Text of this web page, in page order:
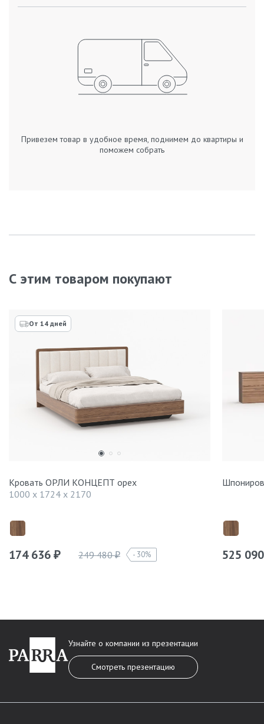
Привезем товар в удобное время, поднимем до квартиры и
поможем собрать
С этим товаром покупают
От 14 дней
Кровать ОРЛИ КОНЦЕПТ орех
1000 x 1724 x 2170
174 636 ₽ 249 480₽ 30% 525
Узнайте о компании из презентации
Смотреть презентацию